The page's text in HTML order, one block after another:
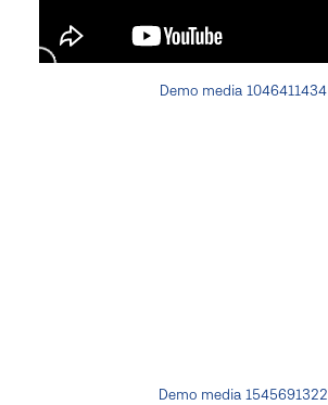
Demo media 1046411434
Demo media 1545691322